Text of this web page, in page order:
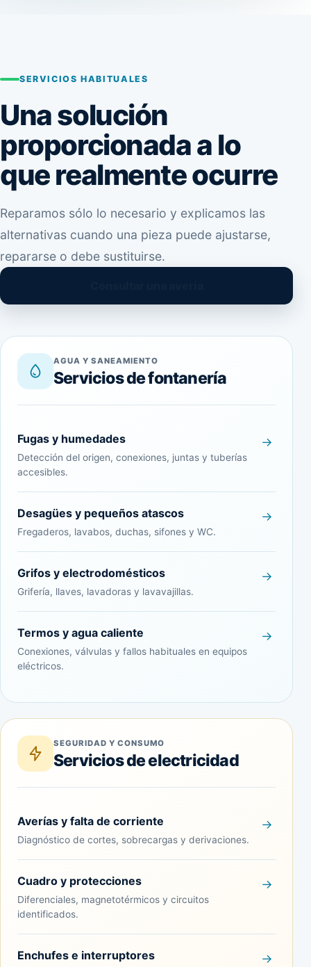
SERVICIOS HABITUALES
Una solución
proporcionada a lo
que realmente ocurre
Reparamos sólo lo necesario y explicamos las
alternativas cuando una pieza puede ajustarse,
repararse o debe sustituirse.
AGUA Y SANEAMIENTO
Servicios de fontanería
Fugas y humedades
Detección del origen, conexiones, juntas y tuberías
accesibles.
Desagües y pequeños atascos
Fregaderos, lavabos, duchas, sifones y WC.
Grifos y electrodomésticos
Grifería, llaves, lavadoras y lavavajillas.
Termos y agua caliente
Conexiones, válvulas y fallos habituales en equipos
eléctricos.
SEGURIDAD Y CONSUMO
Servicios de electricidad
Averías y falta de corriente
Diagnóstico de cortes, sobrecargas y derivaciones.
Cuadro y protecciones
Diferenciales, magnetotérmicos y circuitos
identificados.
Enchufes e interruptores